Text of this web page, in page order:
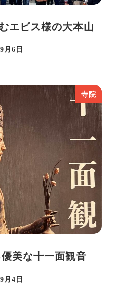
エビス様の大本山
月6日
寺院
美な十一面観音
月4日